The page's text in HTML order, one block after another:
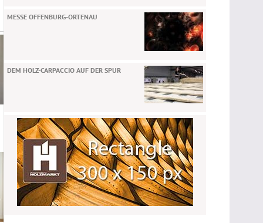
MESSE OFFENBURG-ORTENAU
DEM HOLZ-CARPACCIO AUF DER SPUR